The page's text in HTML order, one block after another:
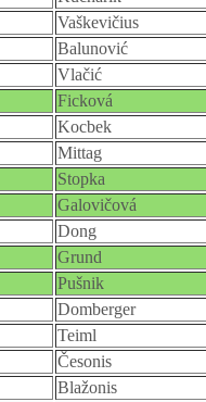
Vaškevičius
Balunović
Vlačić
Ficková
Kocbek
Mittag
Stopka
Galovičová
Dong
Grund
Pušnik
Domberger
Teiml
Česonis
Blažonis